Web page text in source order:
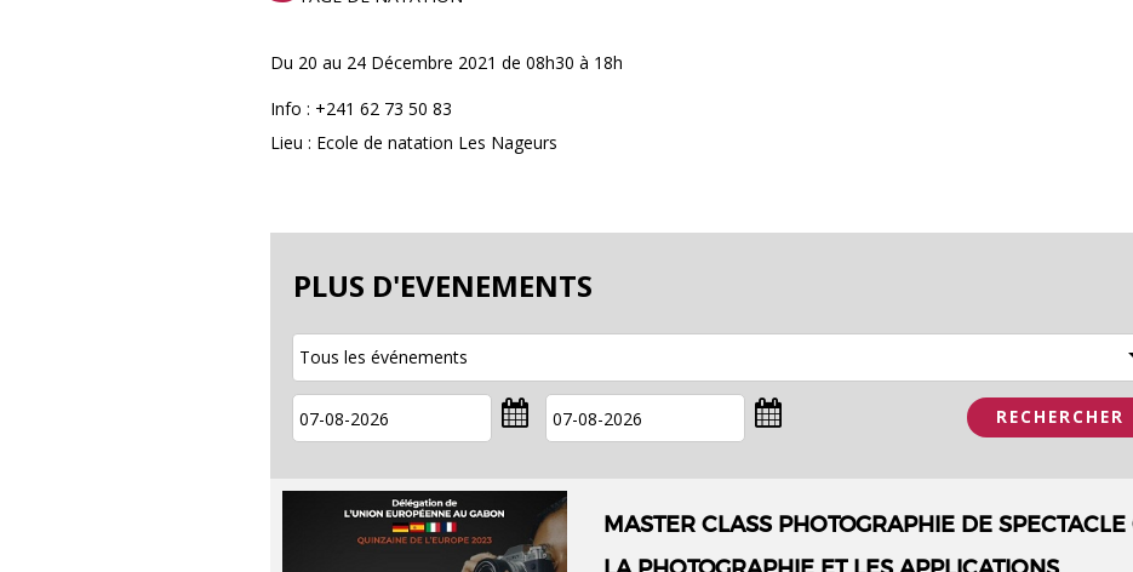
Du 20 au 24 Décembre 2021 de 08h30 à 18h
Info : +241 62 73 50 83
Lieu : Ecole de natation Les Nageurs
PLUS D'EVENEMENTS
MASTER CLASS PHOTOGRAPHIE DE